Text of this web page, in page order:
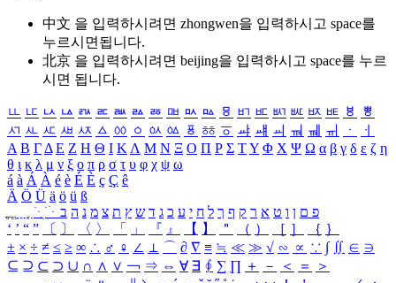
中文 을 입력하시려면 zhongwen을 입력하시고 space를
누르시면됩니다.
北京 을 입력하시려면 beijing을 입력하시고 space를 누르
시면 됩니다.
ㅥ ㅦ ㅧ ㅨ ㅩ ㅪ ㅫ ㅬ ㅭ ㅮ ㅯ ㅰ ㅱ ㅲ ㅳ ㅴ ㅵ ㅶ ㅷ ㅸ
ㅹ
ㅺ ㅻ ㅼ ㅽ ㅾ ㅿ ㆀ ㆁ ㆂ ㆃ ㆄ ㆅ ㆆ ㆇ ㆈ ㆉ ㆊ ㆋ ㆌ ㆍ
ㆎ
Α Β ΓΔ Ε Ζ Η Θ Ι ΚΛ Μ Ν Ξ Ο Π Ρ Σ ΤΥ Φ Χ Ψ Ω α β γ δ ε ζ η
θ ι κ λ μ ν ξ ο π ρ σ τ υ φ χ ψ ω
á à Á À é è É È ç Ç ê
Ä Ö Ü ä ö ü ß
ִֶֹ ֻּ ׁׂ פ ם ן ו ט א ר ק ף ך ל ח י ע כ ג ד ש ץ ת צ מ נ ה ב
‘ ’ “ ” 〔 〕 〈 〉 「 」 『 』 【 】 ＂ （ ） ［ ］ ｛ ｝
± × ÷ ≠ ≤ ≥ ∞ ∴ ♂ ♀ ∠ ⊥ ⌒ ∂ ∇ ≡ ≒ ≪ ≫ √ ∽ ∝ ∵ ∫ ∬ ∈ ∋
⊆ ⊇ ⊂ ⊃ ∪ ∩ ∧ ∨ ￢ ⇒ ⇔ ∀ ∃ ∮ ∑ ∏ ＋ － ＜ ＝
＞